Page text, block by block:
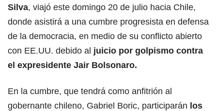
Silva, viajó este domingo 20 de julio hacia Chile,
donde asistirá a una cumbre progresista en defensa
de la democracia, en medio de su conflicto abierto
con EE.UU. debido al juicio por golpismo contra
el expresidente Jair Bolsonaro.
En la cumbre, que tendrá como anfitrión al
gobernante chileno, Gabriel Boric, participarán los